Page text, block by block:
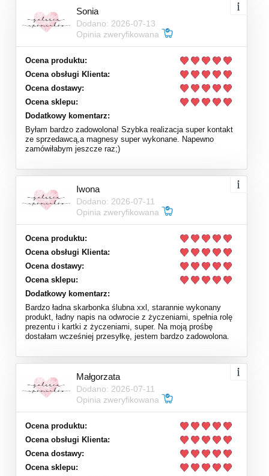
Sonia
Dodano: 2026-07-13
Opinia zweryfikowana
Ocena produktu:
Ocena obsługi Klienta:
Ocena dostawy:
Ocena sklepu:
Dodatkowy komentarz:
Byłam bardzo zadowolona! Szybka realizacja super kontakt
ze sprzedawcą,a magnesy super wykonane. Napewno
zamówiłabym jeszcze raz;)
Iwona
Dodano: 2026-07-11
Opinia zweryfikowana
Ocena produktu:
Ocena obsługi Klienta:
Ocena dostawy:
Ocena sklepu:
Dodatkowy komentarz:
Bardzo ładna skarbonka ślubna xxl, starannie wykonany
produkt, ładny napis na odwrocie z życzeniami, spełnia rolę
prezentu i kartki z życzeniami, super. Na moją prośbę
dostałam wcześniej przesyłkę, jestem bardzo zadowolona.
Małgorzata
Dodano: 2026-07-11
Opinia zweryfikowana
Ocena produktu:
Ocena obsługi Klienta:
Ocena dostawy:
Ocena sklepu: